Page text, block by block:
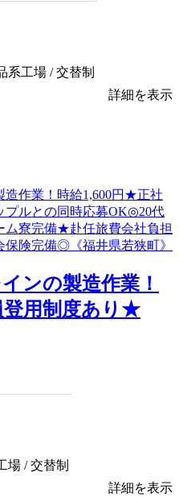
系工場 / 交替制
詳細を表示
ンの製造作業！
登用制度あり★
場 / 交替制
詳細を表示